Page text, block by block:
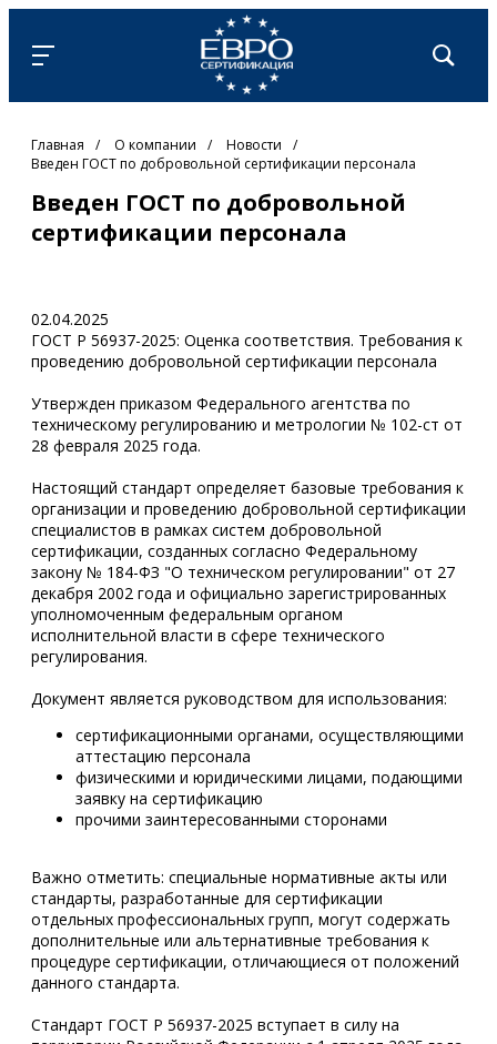
Главная / О компании / Новости
/
Введен ГОСТ по добровольной сертификации персонала
Введен ГОСТ по добровольной
сертификации персонала
02.04.2025
ГОСТ Р 56937-2025: Оценка соответствия. Требования к
проведению добровольной сертификации персонала
Утвержден приказом Федерального агентства по
техническому регулированию и метрологии № 102-ст от
28 февраля 2025 года.
Настоящий стандарт определяет базовые требования к
организации и проведению добровольной сертификации
специалистов в рамках систем добровольной
сертификации, созданных согласно Федеральному
закону № 184-ФЗ "О техническом регулировании" от 27
декабря 2002 года и официально зарегистрированных
уполномоченным федеральным органом
исполнительной власти в сфере технического
регулирования.
Документ является руководством для использования:
сертификационными органами, осуществляющими
аттестацию персонала
физическими и юридическими лицами, подающими
заявку на сертификацию
прочими заинтересованными сторонами
Важно отметить: специальные нормативные акты или
стандарты, разработанные для сертификации
отдельных профессиональных групп, могут содержать
дополнительные или альтернативные требования к
процедуре сертификации, отличающиеся от положений
данного стандарта.
Стандарт ГОСТ Р 56937-2025 вступает в силу на